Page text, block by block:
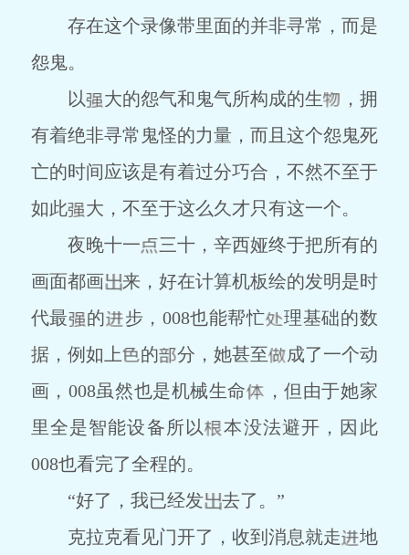
存在这个录像带里面的并非寻常，而是
怨鬼。
以
大的怨气和鬼气所构成的生
，拥
有着绝非寻常鬼怪的力量，而且这个怨鬼死
亡的时间应该是有着过分巧合，不然不至于
如此
大，不至于这么久才只有这一个。
夜晚十一
三十，辛西娅终于把所有的
画面都画
来，好在计算机板绘的发明是时
代最
的 步，008也能帮忙
理基础的数
据，例如上
的 分，她甚至
成了一个动
画，008虽然也是机械生命
，但由于她家
里全是智能设备所以
本没法避开，因此
008也看完了全程的。
“好了，我已经发
去了。”
克拉克看见门开了，收到消息就走
地